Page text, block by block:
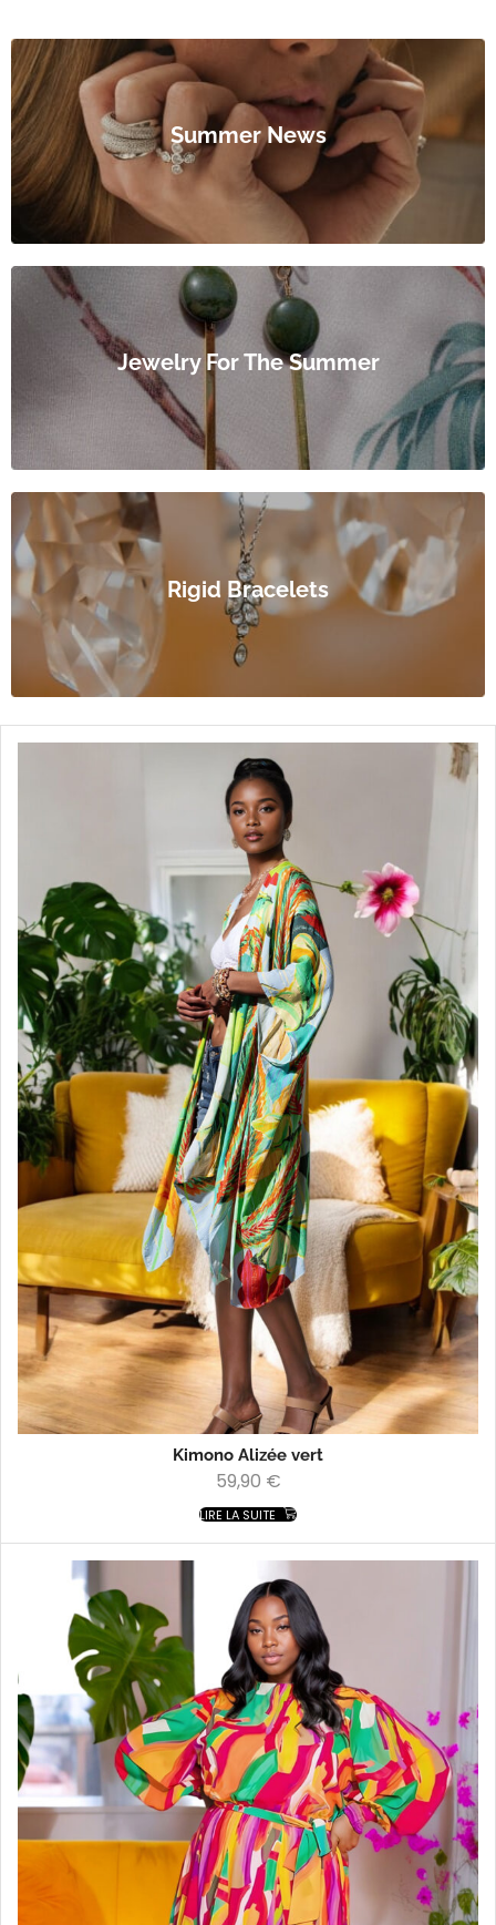
Summer News
Jewelry For The Summer
Rigid Bracelets
Kimono Alizée vert
59,90 €
LIRE LA SUITE